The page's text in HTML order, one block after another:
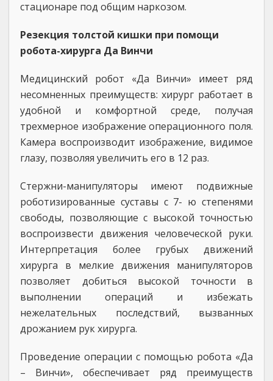
стационаре под общим наркозом.
Резекция толстой кишки при помощи
робота-хирурга Да Винчи
Медицинский робот «Да Винчи» имеет ряд
несомненных преимуществ: хирург работает в
удобной и комфортной среде, получая
трехмерное изображение операционного поля.
Камера воспроизводит изображение, видимое
глазу, позволяя увеличить его в 12 раз.
Стержни-манипуляторы имеют подвижные
роботизированные суставы с 7- ю степенями
свободы, позволяющие с высокой точностью
воспроизвести движения человеческой руки.
Интерпретация более грубых движений
хирурга в мелкие движения манипуляторов
позволяет добиться высокой точности в
выполнении операций и избежать
нежелательных последствий, вызванных
дрожанием рук хирурга.
Проведение операции с помощью робота «Да
– Винчи», обеспечивает ряд преимуществ